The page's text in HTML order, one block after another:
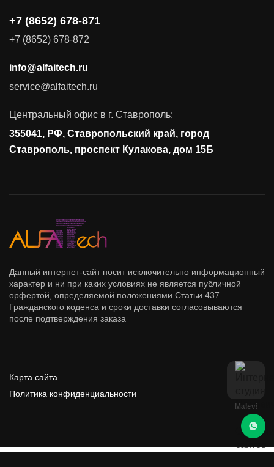
Поставка продуктов для резервного копирования данных
Соответствие требованиям и стандартам
Антивирусная защита
Управление доступом
Сетевая безопасность
+7 (8652) 678-871
+7 (8652) 678-872
info@alfaitech.ru
service@alfaitech.ru
Центральный офис в г. Ставрополь:
355041, РФ, Ставропольский край, город
Ставрополь, проспект Кулакова, дом 15Б
Данный интернет-сайт носит исключительно информационный
характер и ни при каких условиях не является публичной
орфертой, определяемой положениями Статьи 437
Гражданского коденса и сроки доставки согласовываются
после подтверждения заказа
Карта сайта
Политика конфиденциальности
Malevi